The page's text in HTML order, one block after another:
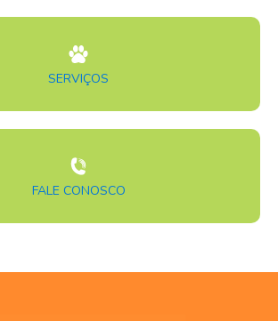
SERVIÇOS
FALE CONOSCO